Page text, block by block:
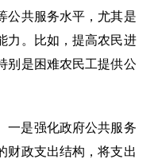
公共服务水平，尤其是
力。比如，提高农民进
别是困难农民工提供公
是强化政府公共服务
财政支出结构，将支出